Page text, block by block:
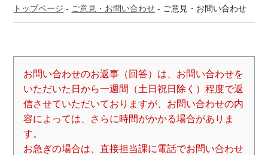
トップページ - ご意見・お問い合わせ - ご意見・お問い合わせ
お問い合わせのお返事（回答）は、お問い合わせを
いただいた日から一週間（土日祝日除く）程度で返
信させていただいておりますが、お問い合わせの内
容によっては、さらに時間がかかる場合がありま
す。
お急ぎの場合は、直接担当課に電話でお問い合わせ